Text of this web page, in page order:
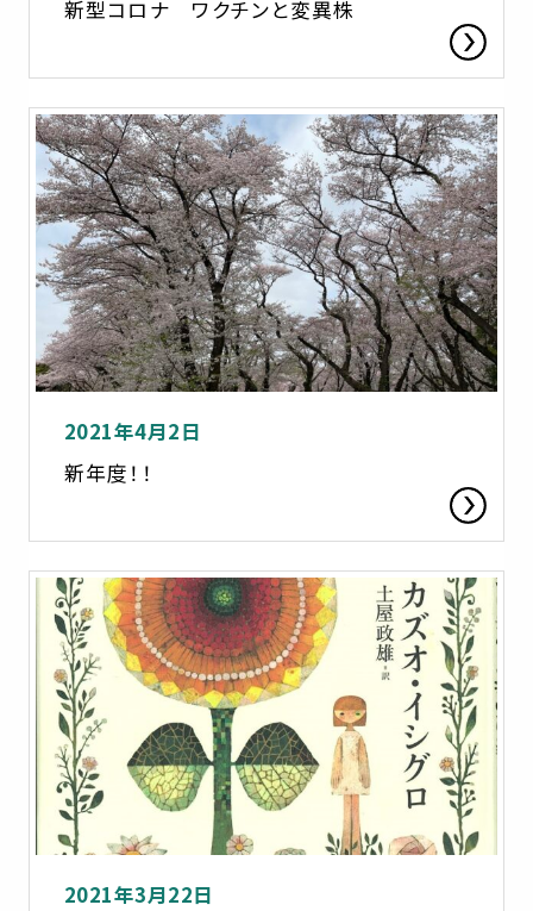
新型コロナ ワクチンと変異株
2021年4月2日
新年度！！
2021年3月22日